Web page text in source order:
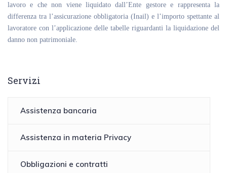
lavoro e che non viene liquidato dall’Ente gestore e rappresenta la
differenza tra l’assicurazione obbligatoria (Inail) e l’importo spettante al
lavoratore con l’applicazione delle tabelle riguardanti la liquidazione del
danno non patrimoniale.
Servizi
Assistenza bancaria
Assistenza in materia Privacy
Obbligazioni e contratti